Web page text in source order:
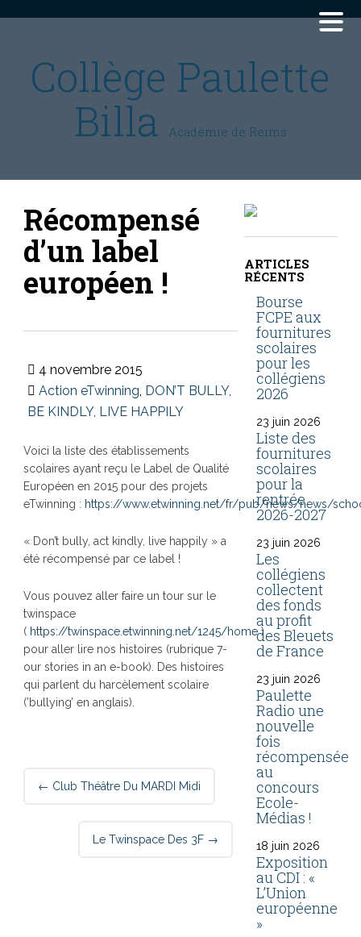
Collège Paulette
Billa
Académie de Reims
Récompensé
d’un label
européen !
4 novembre 2015
Action eTwinning, DON’T BULLY,
BE KINDLY, LIVE HAPPILY
Voici la liste des établissements
scolaires ayant reçu le Label de Qualité
Européen en 2015 pour des projets
eTwinning : https://www.etwinning.net/fr/pub/news/news/
« Don’t bully, act kindly, live happily » a
été récompensé par ce label !
Vous pouvez aller faire un tour sur le
twinspace
( https://twinspace.etwinning.net/1245/home)
pour aller lire nos histoires (rubrique 7-
our stories in an e-book). Des histoires
qui parlent du harcèlement scolaire
(’bullying’ en anglais).
Post
navigation
← Club Théâtre Du MARDI Midi
Le Twinspace Des 3F →
ARTICLES
RÉCENTS
Bourse
FCPE aux
fournitures
scolaires
pour les
collégiens
2026
23 juin 2026
Liste des
fournitures
scolaires
pour la
rentrée
2026-2027
23 juin 2026
Les
collégiens
collectent
des fonds
au profit
des Bleuets
de France
23 juin 2026
Paulette
Radio une
nouvelle
fois
récompensée
au
concours
Ecole-
Médias !
18 juin 2026
Exposition
au CDI : «
L’Union
européenne
»